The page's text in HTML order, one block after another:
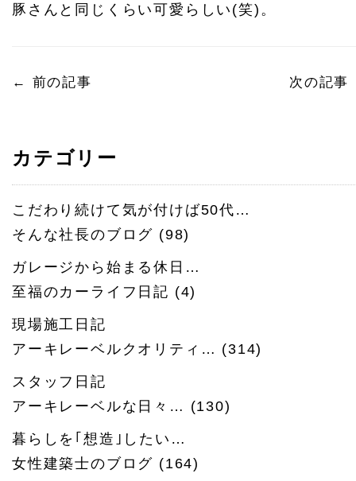
豚さんと同じくらい可愛らしい(笑)。
← 前の記事 次の記事
カテゴリー
こだわり続けて気が付けば50代…
そんな社長のブログ (98)
ガレージから始まる休日…
至福のカーライフ日記 (4)
現場施工日記
アーキレーベルクオリティ… (314)
スタッフ日記
アーキレーベルな日々… (130)
暮らしを｢想造｣したい…
女性建築士のブログ (164)